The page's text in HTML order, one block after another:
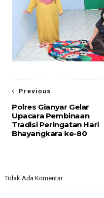
Previous
Polres Gianyar Gelar
Upacara Pembinaan
Tradisi Peringatan Hari
Bhayangkara ke-80
Tidak Ada Komentar: